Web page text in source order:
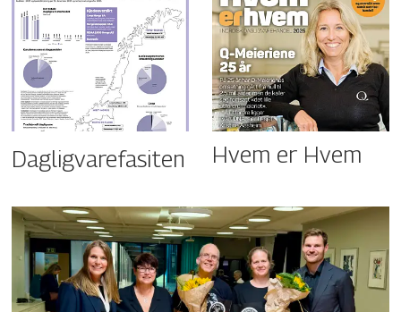
Dagligvarefasiten Hvem er Hvem